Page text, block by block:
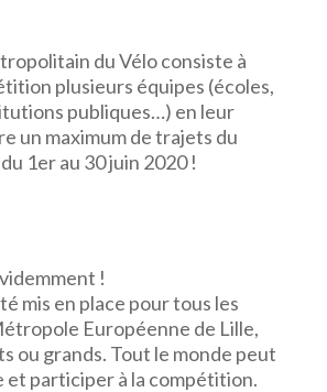
du Vélo consiste à
plusieurs équipes (écoles,
publiques…) en leur
un maximum de trajets du
1er au 30 juin 2020 !
!
mis en place pour tous les
Européenne de Lille,
ou grands. Tout le monde peut
et participer à la compétition.